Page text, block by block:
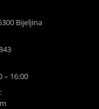
Bijeljina
– 16:00